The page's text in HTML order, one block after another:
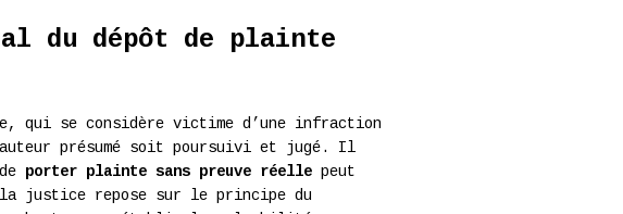
du dépôt de plainte
qui se considère victime d’une infraction
présumé soit poursuivi et jugé. Il
porter plainte sans preuve réelle peut
justice repose sur le principe du